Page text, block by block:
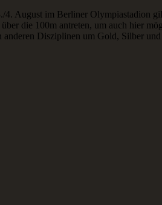
August im Berliner Olympiastadion
die 100m antreten, um auch hier
Disziplinen um Gold, Silber